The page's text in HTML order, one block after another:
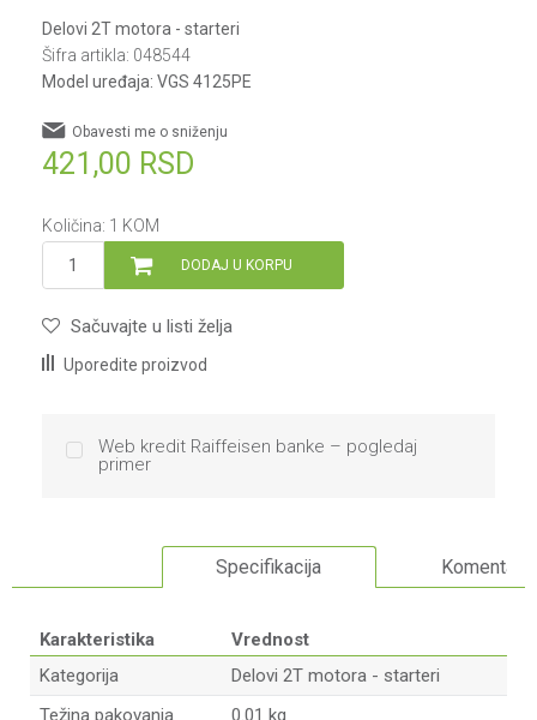
Delovi 2T motora - starteri
Šifra artikla: 048544
Model uređaja: VGS 4125PE
421,00 RSD
Obavesti me o sniženju
Količina: 1 KOM
DODAJ U KORPU
Sačuvajte u listi želja
Uporedite proizvod
Web kredit Raiffeisen banke – pogledaj
primer
Specifikacija Komentari
Karakteristika
Vrednost
Kategorija
Delovi 2T motora - starteri
Težina pakovanja
0.01 kg